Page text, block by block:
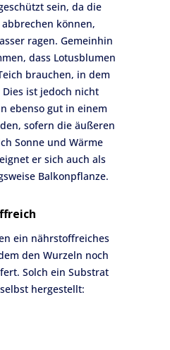
sein, da die
können,
ragen. Gemeinhin
dass Lotusblumen
brauchen, in dem
ist jedoch nicht
ebenso gut in einem
sofern die äußeren
Sonne und Wärme
er sich auch als
Balkonpflanze.
ein nährstoffreiches
den Wurzeln noch
Solch ein Substrat
hergestellt: